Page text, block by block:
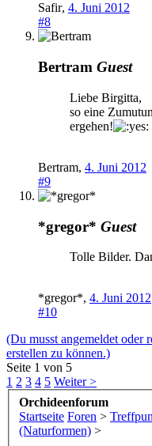
Safir, 4. Juni 2012
#8
Bertram Guest
Liebe Birgitta,
so eine
ergehen!
Bertram, 4. Juni 2012
#9
*gregor* Guest
Tolle Bilder.
*gregor*, 4. Juni 2012
#10
(Du musst angemeldet oder
erstellen zu können.)
Seite 1 von 5
1 2 3 4 5 Weiter >
Orchideenforum
Startseite Foren >
(Naturformen) >